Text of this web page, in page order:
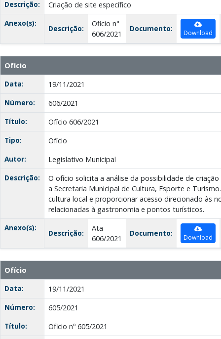
Descrição:
Criação de site específico
Anexo(s):
Descrição:
Oficio n°
606/2021
Documento: Download
Ofício
Data:
19/11/2021
Número:
606/2021
Título:
Ofício 606/2021
Tipo:
Ofício
Autor:
Legislativo Municipal
Descrição:
O ofício solicita a análise da possibilidade de
a Secretaria Municipal de Cultura, Esporte e
cultura local e proporcionar acesso direcionado às
relacionadas à gastronomia e pontos turísticos.
Anexo(s):
Descrição:
Ata
606/2021
Documento: Download
Ofício
Data:
19/11/2021
Número:
605/2021
Título:
Oficio nº 605/2021